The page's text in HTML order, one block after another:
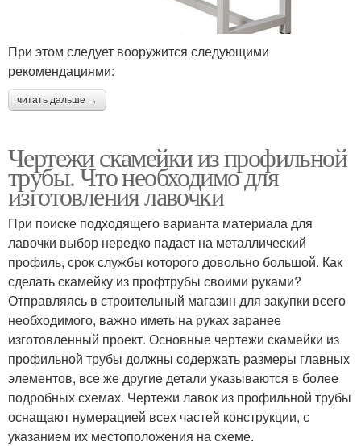
При этом следует вооружится следующими
рекомендациями:
читать дальше →
Чертежи скамейки из профильной
трубы. Что необходимо для
изготовления лавочки
При поиске подходящего варианта материала для
лавочки выбор нередко падает на металлический
профиль, срок службы которого довольно большой. Как
сделать скамейку из профтрубы своими руками?
Отправляясь в строительный магазин для закупки всего
необходимого, важно иметь на руках заранее
изготовленный проект. Основные чертежи скамейки из
профильной трубы должны содержать размеры главных
элементов, все же другие детали указываются в более
подробных схемах. Чертежи лавок из профильной трубы
оснащают нумерацией всех частей конструкции, с
указанием их местоположения на схеме.